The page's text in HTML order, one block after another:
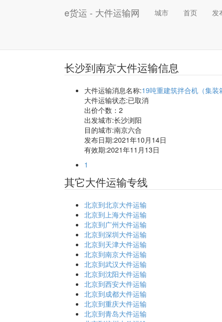
e货运 - 大件运输网 城市 首页 发
长沙到南京大件运输信息
大件运输消息名称:19吨重建筑拌合机（集装
大件运输状态:已取消
出价个数： 2
出发城市:长沙浏阳
目的城市:南京六合
发布日期:2021年10月14日
有效期:2021年11月13日
1
其它大件运输专线
北京到北京大件运输
北京到上海大件运输
北京到广州大件运输
北京到深圳大件运输
北京到天津大件运输
北京到南京大件运输
北京到武汉大件运输
北京到沈阳大件运输
北京到西安大件运输
北京到成都大件运输
北京到重庆大件运输
北京到青岛大件运输